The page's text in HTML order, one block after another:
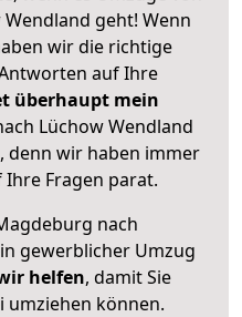
geht! Wenn
wir die richtige
auf Ihre
überhaupt mein
Lüchow Wendland
denn wir haben immer
Fragen parat.
nach
gewerblicher Umzug
helfen, damit Sie
können.